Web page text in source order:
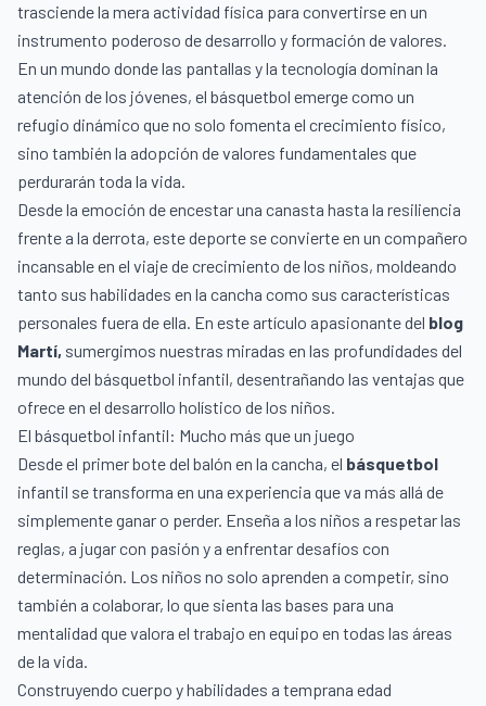
trasciende la mera actividad física para convertirse en un
instrumento poderoso de desarrollo y formación de valores.
En un mundo donde las pantallas y la tecnología dominan la
atención de los jóvenes, el básquetbol emerge como un
refugio dinámico que no solo fomenta el crecimiento físico,
sino también la adopción de valores fundamentales que
perdurarán toda la vida.
Desde la emoción de encestar una canasta hasta la resiliencia
frente a la derrota, este deporte se convierte en un compañero
incansable en el viaje de crecimiento de los niños, moldeando
tanto sus habilidades en la cancha como sus características
personales fuera de ella. En este artículo apasionante del blog
Martí, sumergimos nuestras miradas en las profundidades del
mundo del básquetbol infantil, desentrañando las ventajas que
ofrece en el desarrollo holístico de los niños.
El básquetbol infantil: Mucho más que un juego
Desde el primer bote del balón en la cancha, el básquetbol
infantil se transforma en una experiencia que va más allá de
simplemente ganar o perder. Enseña a los niños a respetar las
reglas, a jugar con pasión y a enfrentar desafíos con
determinación. Los niños no solo aprenden a competir, sino
también a colaborar, lo que sienta las bases para una
mentalidad que valora el trabajo en equipo en todas las áreas
de la vida.
Construyendo cuerpo y habilidades a temprana edad